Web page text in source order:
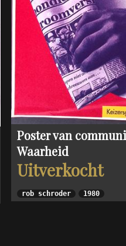
Poster van
Waarheid
Uitverkocht
rob schroder 1980